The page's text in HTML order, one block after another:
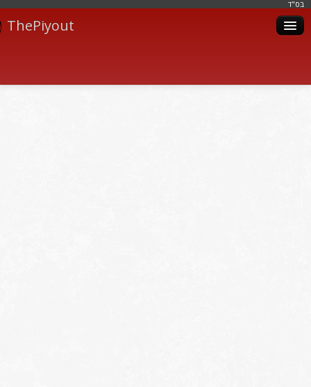
בּס"ד
ThePiyout